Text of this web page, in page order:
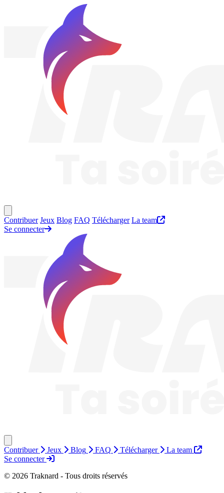
Contribuer Jeux Blog FAQ Télécharger La team
Se connecter
Contribuer Jeux Blog FAQ Télécharger
La team
Se connecter
© 2026 Traknard - Tous droits réservés